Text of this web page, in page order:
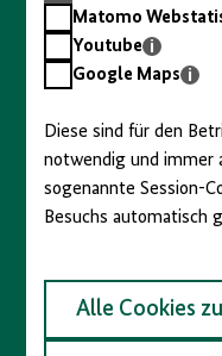
Cookies
Matomo
Webstatistik
Matomo
Youtube
Youtube
GoogleGoogle Maps
Diese sind für den
notwendig und immer
sogenannte Session-
Besuchs automatisch
Alle Cookies